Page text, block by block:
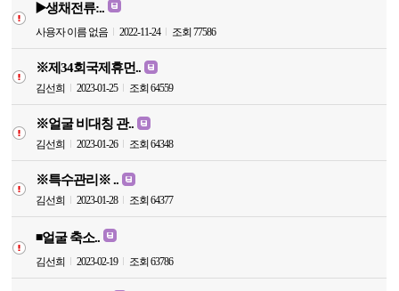
▶️생채전류:..
사용자 이름 없음 2022-11-24 조회 77586
※제34회국제휴먼..
김선희 2023-01-25 조회 64559
※얼굴 비대칭 관..
김선희 2023-01-26 조회 64348
※특수관리※ ..
김선희 2023-01-28 조회 64377
◾️얼굴 축소..
김선희 2023-02-19 조회 63786